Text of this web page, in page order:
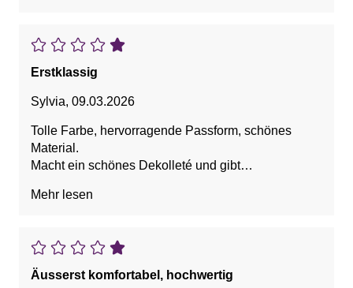
Erstklassig
Sylvia, 09.03.2026
Tolle Farbe, hervorragende Passform, schönes
Material.
Macht ein schönes Dekolleté und gibt
Mehr lesen
Äusserst komfortabel, hochwertig